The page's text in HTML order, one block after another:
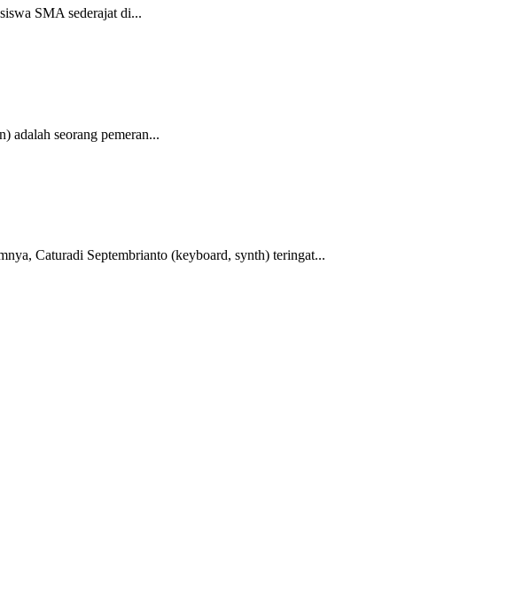
SMA sederajat di...
adalah seorang pemeran...
Caturadi Septembrianto (keyboard, synth) teringat...